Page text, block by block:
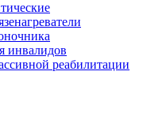
инвалидов
реабилитации